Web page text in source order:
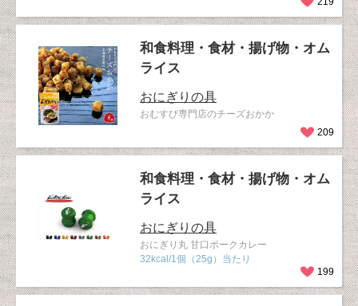
和食料理・食材・揚げ物・オム
ライス
おにぎりの具
おむすび専門店のチーズおかか
209
和食料理・食材・揚げ物・オム
ライス
おにぎりの具
おにぎり丸 甘口ポークカレー
32kcal/1個（25g）当たり
199